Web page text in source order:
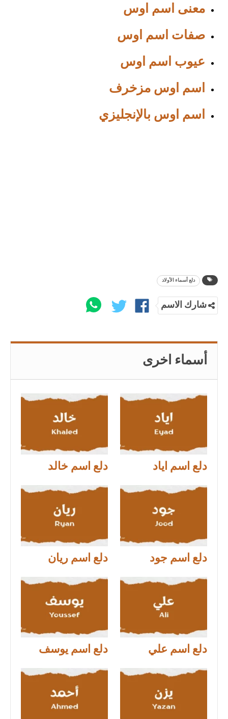
معنى اسم اوس
صفات اسم اوس
عيوب اسم اوس
اسم اوس مزخرف
اسم اوس بالإنجليزي
دلع أسماء الأولاد
شارك الاسم
أسماء اخرى
دلع اسم اياد دلع اسم خالد
دلع اسم جود دلع اسم ريان
دلع اسم علي دلع اسم يوسف